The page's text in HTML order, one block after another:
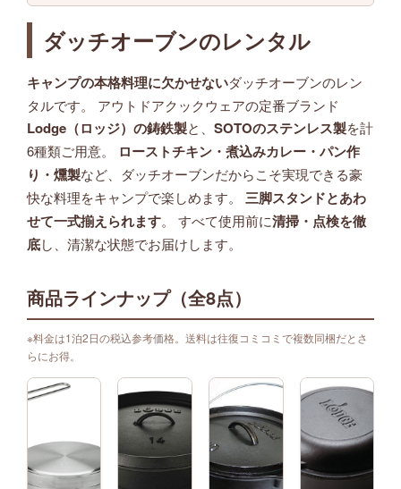
ダッチオーブンのレンタル
キャンプの本格料理に欠かせないダッチオーブンのレン
タルです。 アウトドアクックウェアの定番ブランド
Lodge（ロッジ）の鋳鉄製と、 SOTOのステンレス製を計
6種類ご用意。 ローストチキン・煮込みカレー・パン作
り・燻製など、ダッチオーブンだからこそ実現できる豪
快な料理をキャンプで楽しめます。 三脚スタンドとあわ
せて一式揃えられます。 すべて使用前に清掃・点検を徹
底し、清潔な状態でお届けします。
商品ラインナップ（全8点）
※料金は1泊2日の税込参考価格。送料は往復コミコミで複数同梱だとさ
らにお得。